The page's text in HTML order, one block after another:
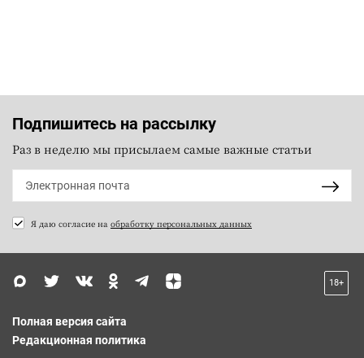
Подпишитесь на рассылку
Раз в неделю мы присылаем самые важные статьи
Я даю согласие на обработку персональных данных
18+
Полная версия сайта
Редакционная политика